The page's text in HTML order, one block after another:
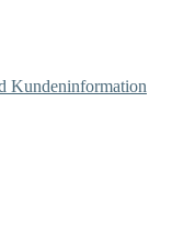
Kundeninformation